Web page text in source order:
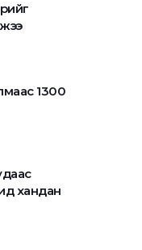
1300
хандан